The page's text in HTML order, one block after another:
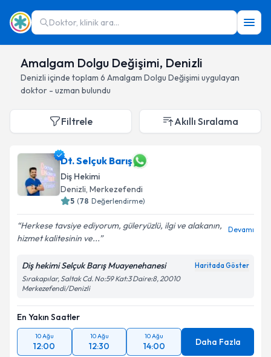
Doktor, klinik ara...
Amalgam Dolgu Değişimi, Denizli
Denizli içinde toplam 6 Amalgam Dolgu Değişimi uygulayan
doktor - uzman bulundu
Filtrele Akıllı Sıralama
Dt. Selçuk Barış
Diş Hekimi
Denizli, Merkezefendi
5 (78 Değerlendirme)
Herkese tavsiye ediyorum, güleryüzlü, ilgi ve alakanın,
hizmet kalitesinin ve...
Devamı
Diş hekimi Selçuk Barış Muayenehanesi Haritada Göster
Sırakapılar, Saltak Cd. No:59 Kat:3 Daire:8, 20010
Merkezefendi/Denizli
En Yakın Saatler
10 Ağu
12:00
10 Ağu
12:30
10 Ağu
14:00 Daha Fazla